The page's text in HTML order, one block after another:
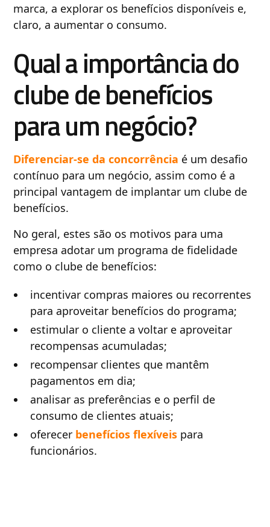
marca, a explorar os benefícios disponíveis e,
claro, a aumentar o consumo.
Qual a importância do
clube de benefícios
para um negócio?
Diferenciar-se da concorrência é um desafio
contínuo para um negócio, assim como é a
principal vantagem de implantar um clube de
benefícios.
No geral, estes são os motivos para uma
empresa adotar um programa de fidelidade
como o clube de benefícios:
incentivar compras maiores ou recorrentes
para aproveitar benefícios do programa;
estimular o cliente a voltar e aproveitar
recompensas acumuladas;
recompensar clientes que mantêm
pagamentos em dia;
analisar as preferências e o perfil de
consumo de clientes atuais;
oferecer benefícios flexíveis para
funcionários.